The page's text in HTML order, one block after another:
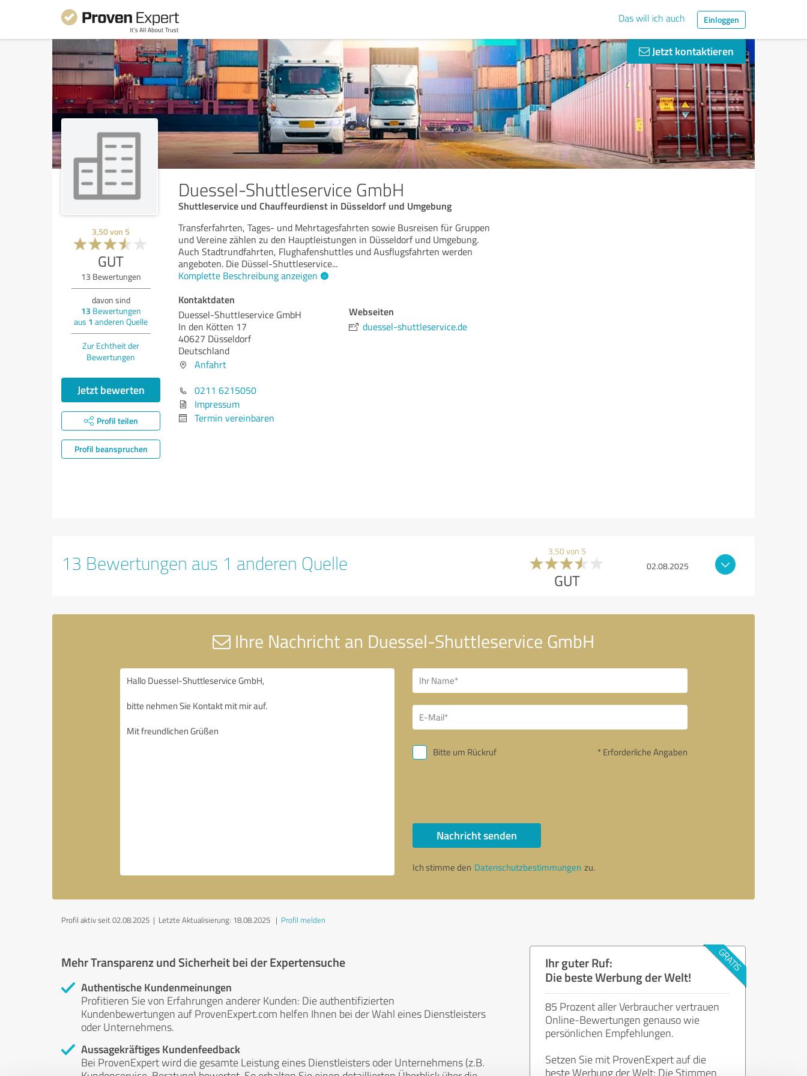
Das will ich auch Einloggen
Jetzt kontaktieren
Duessel-Shuttleservice GmbH
Shuttleservice und Chauffeurdienst in Düsseldorf und Umgebung
3,50von 5
GUT
13 Bewertungen
davon sind
13 Bewertungen
aus 1 anderen Quelle
Zur Echtheit der
Bewertungen
Jetzt bewerten
Profil teilen
Profil beanspruchen
Transferfahrten, Tages- und Mehrtagesfahrten sowie Busreisen für Gruppen
und Vereine zählen zu den Hauptleistungen in Düsseldorf und Umgebung.
Auch Stadtrundfahrten, Flughafenshuttles und Ausflugsfahrten werden
angeboten. Die Düssel-Shuttleservice...
Komplette Beschreibung anzeigen
Kontaktdaten
Duessel-Shuttleservice GmbH
In den Kötten 17
40627 Düsseldorf
Deutschland
Anfahrt
0211 6215050
Impressum
Termin vereinbaren
Webseiten
duessel-shuttleservice.de
13 Bewertungen aus 1 anderen Quelle 3,50 von 5
GUT
02.08.2025
Ihre Nachricht an Duessel-Shuttleservice GmbH
Bitte um Rückruf * Erforderliche Angaben
Nachricht senden
Ich stimme den Datenschutzbestimmungen zu.
Profil aktiv seit 02.08.2025 | Letzte Aktualisierung: 18.08.2025 | Profil melden
Mehr Transparenz und Sicherheit bei der Expertensuche
Authentische Kundenmeinungen
Profitieren Sie von Erfahrungen anderer Kunden: Die authentifizierten
Kundenbewertungen auf ProvenExpert.com helfen Ihnen bei der Wahl eines Dienstleisters
oder Unternehmens.
Aussagekräftiges Kundenfeedback
Bei ProvenExpert wird die gesamte Leistung eines Dienstleisters oder Unternehmens (z.B.
Ihr guter Ruf:
Die beste Werbung der Welt!
85 Prozent aller Verbraucher vertrauen
Online-Bewertungen genauso wie
persönlichen Empfehlungen.
Setzen Sie mit ProvenExpert auf die
beste Werbung der Welt: Die Stimmen